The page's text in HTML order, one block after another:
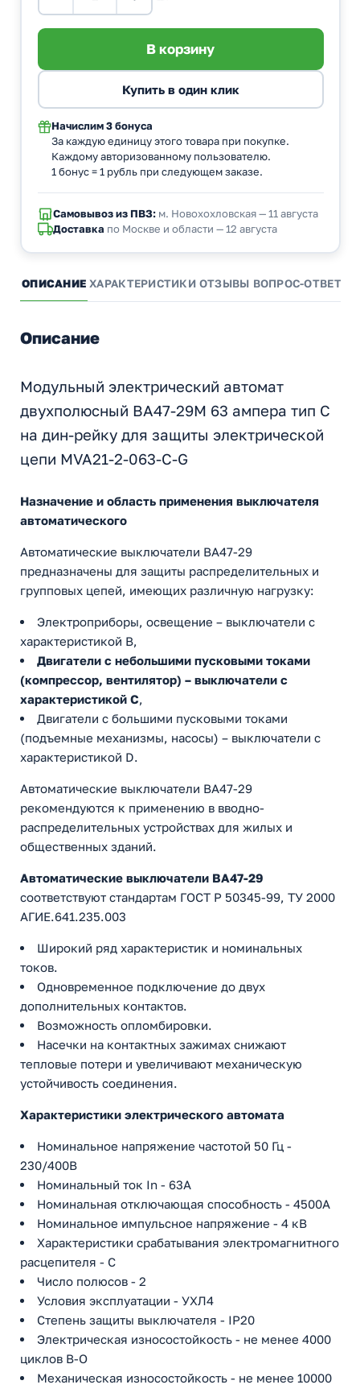
Начислим 3 бонуса
За каждую единицу этого товара при покупке.
Каждому авторизованному пользователю.
1 бонус = 1 рубль при следующем заказе.
Самовывоз из ПВЗ:м. Новохохловская — 11 августа
Доставка по Москве и области — 12 августа
ОПИСАНИЕ ХАРАКТЕРИСТИКИ ОТЗЫВЫ ВОПРОС-ОТВЕТ
Описание
Модульный электрический автомат
двухполюсный ВА47-29М 63 ампера тип С
на дин-рейку для защиты электрической
цепи MVA21-2-063-C-G
Назначение и область применения выключателя
автоматического
Автоматические выключатели ВА47-29
предназначены для защиты распределительных и
групповых цепей, имеющих различную нагрузку:
Электроприборы, освещение – выключатели с
характеристикой В,
Двигатели с небольшими пусковыми токами
(компрессор, вентилятор) – выключатели с
характеристикой C,
Двигатели с большими пусковыми токами
(подъемные механизмы, насосы) – выключатели с
характеристикой D.
Автоматические выключатели ВА47-29
рекомендуются к применению в вводно-
распределительных устройствах для жилых и
общественных зданий.
Автоматические выключатели ВА47-29
соответствуют стандартам ГОСТ Р 50345-99, ТУ 2000
АГИЕ.641.235.003
Широкий ряд характеристик и номинальных
токов.
Одновременное подключение до двух
дополнительных контактов.
Возможность опломбировки.
Насечки на контактных зажимах снижают
тепловые потери и увеличивают механическую
устойчивость соединения.
Характеристики электрического автомата
Номинальное напряжение частотой 50 Гц -
230/400В
Номинальный ток In - 63А
Номинальная отключающая способность - 4500А
Номинальное импульсное напряжение - 4 кВ
Характеристики срабатывания электромагнитного
расцепителя - C
Число полюсов - 2
Условия эксплуатации - УХЛ4
Степень защиты выключателя - IP20
Электрическая износостойкость - не менее 4000
циклов В-О
Механическая износостойкость - не менее 10000